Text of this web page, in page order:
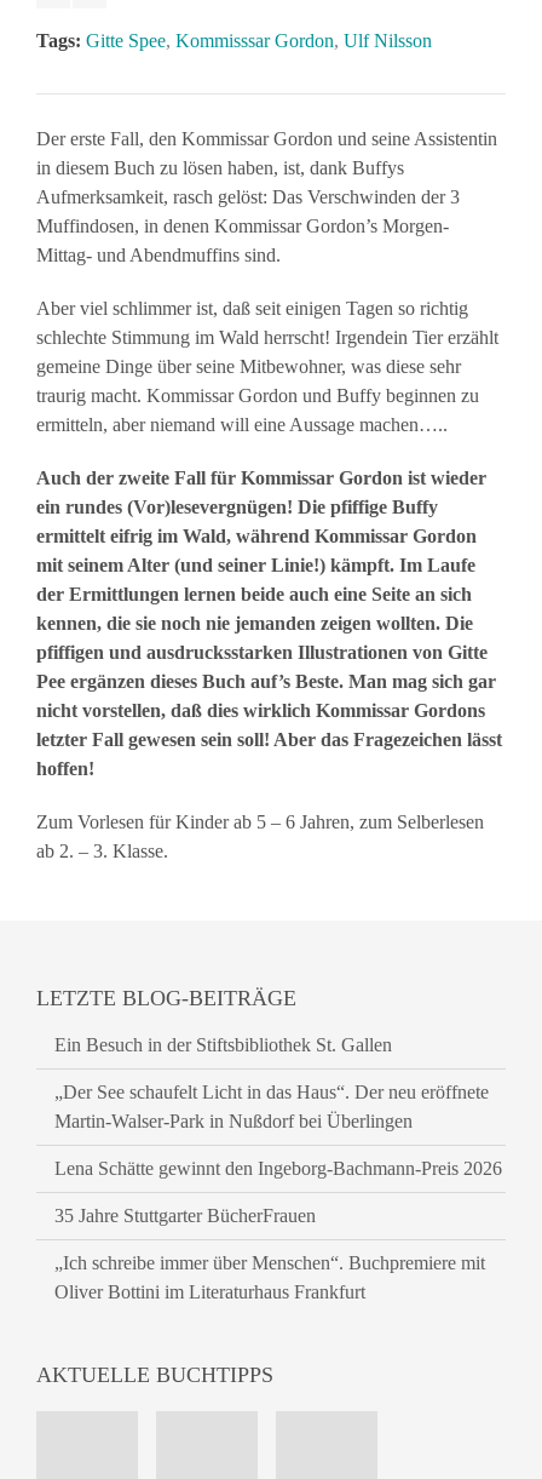
Tags: Gitte Spee, Kommisssar Gordon, Ulf Nilsson
Der erste Fall, den Kommissar Gordon und seine Assistentin
in diesem Buch zu lösen haben, ist, dank Buffys
Aufmerksamkeit, rasch gelöst: Das Verschwinden der 3
Muffindosen, in denen Kommissar Gordon’s Morgen-
Mittag- und Abendmuffins sind.
Aber viel schlimmer ist, daß seit einigen Tagen so richtig
schlechte Stimmung im Wald herrscht! Irgendein Tier erzählt
gemeine Dinge über seine Mitbewohner, was diese sehr
traurig macht. Kommissar Gordon und Buffy beginnen zu
ermitteln, aber niemand will eine Aussage machen…..
Auch der zweite Fall für Kommissar Gordon ist wieder
ein rundes (Vor)lesevergnügen! Die pfiffige Buffy
ermittelt eifrig im Wald, während Kommissar Gordon
mit seinem Alter (und seiner Linie!) kämpft. Im Laufe
der Ermittlungen lernen beide auch eine Seite an sich
kennen, die sie noch nie jemanden zeigen wollten. Die
pfiffigen und ausdrucksstarken Illustrationen von Gitte
Pee ergänzen dieses Buch auf’s Beste. Man mag sich gar
nicht vorstellen, daß dies wirklich Kommissar Gordons
letzter Fall gewesen sein soll! Aber das Fragezeichen lässt
hoffen!
Zum Vorlesen für Kinder ab 5 – 6 Jahren, zum Selberlesen
ab 2. – 3. Klasse.
LETZTE BLOG-BEITRÄGE
Ein Besuch in der Stiftsbibliothek St. Gallen
„Der See schaufelt Licht in das Haus“. Der neu eröffnete
Martin-Walser-Park in Nußdorf bei Überlingen
Lena Schätte gewinnt den Ingeborg-Bachmann-Preis 2026
35 Jahre Stuttgarter BücherFrauen
„Ich schreibe immer über Menschen“. Buchpremiere mit
Oliver Bottini im Literaturhaus Frankfurt
AKTUELLE BUCHTIPPS